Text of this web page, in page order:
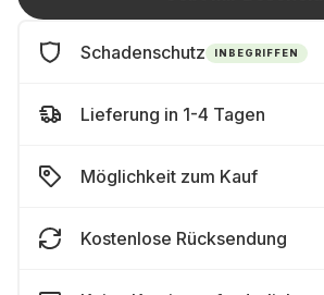
Schadenschutz INBEGRIFFEN
Lieferung in 1-4 Tagen
Möglichkeit zum Kauf
Kostenlose Rücksendung